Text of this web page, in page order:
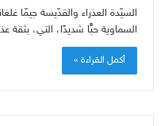
السيّدة العذراء والقدّيسة جيمّا
السماوية حبًّا شديدًا، التي،
أكمل القراءة »